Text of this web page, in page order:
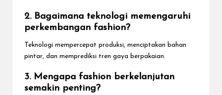
2. Bagaimana teknologi memengaruhi
perkembangan fashion?
Teknologi mempercepat produksi, menciptakan bahan
pintar, dan memprediksi tren gaya berpakaian.
3. Mengapa fashion berkelanjutan
semakin penting?